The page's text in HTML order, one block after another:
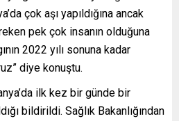
çok aşı yapıldığına ancak
pek çok insanın olduğuna
2022 yılı sonuna kadar
diye konuştu.
ilk kez bir günde bir
bildirildi. Sağlık Bakanlığından